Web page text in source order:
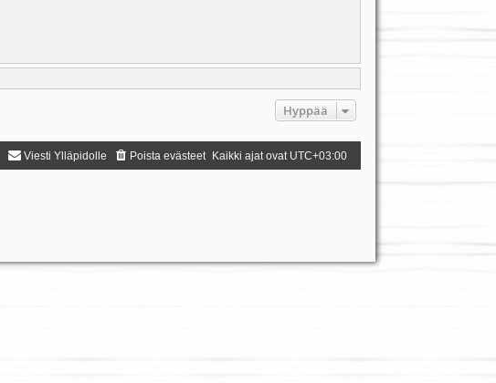
Hyppää
Kaikki ajat ovat UTC+03:00
Poista evästeet
Viesti Ylläpidolle